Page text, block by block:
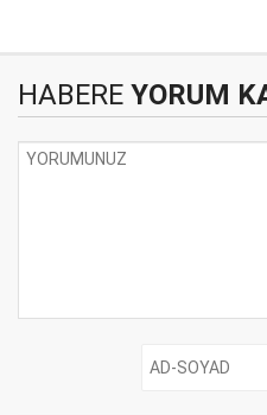
HABERE YORUM